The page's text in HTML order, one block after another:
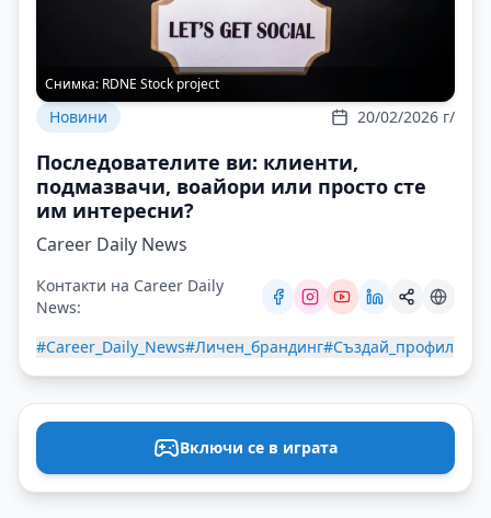
Снимка: RDNE Stock project
Новини 20/02/2026 г/
Последователите ви: клиенти,
подмазвачи, воайoри или просто сте
им интересни?
Career Daily News
Контакти на Career Daily
News:
#Career_Daily_News#Личен_брандинг#Създай_профил
Включи се в играта